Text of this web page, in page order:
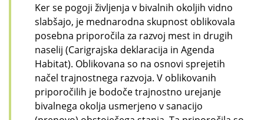
Ker se pogoji življenja v bivalnih okoljih vidno
slabšajo, je mednarodna skupnost oblikovala
posebna priporočila za razvoj mest in drugih
naselij (Carigrajska deklaracija in Agenda
Habitat). Oblikovana so na osnovi sprejetih
načel trajnostnega razvoja. V oblikovanih
priporočilih je bodoče trajnostno urejanje
bivalnega okolja usmerjeno v sanacijo